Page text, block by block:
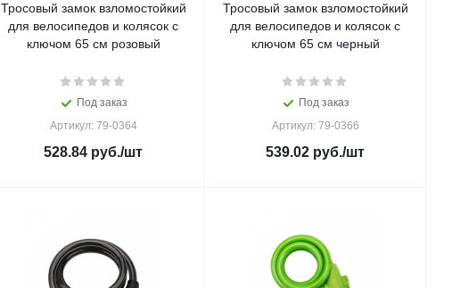
Тросовый замок взломостойкий
для велосипедов и колясок с
ключом 65 см розовый
Под заказ
Артикул: 79-0364
528.84 руб./шт
Тросовый замок взломостойкий
для велосипедов и колясок с
ключом 65 см черный
Под заказ
Артикул: 79-0366
539.02 руб./шт